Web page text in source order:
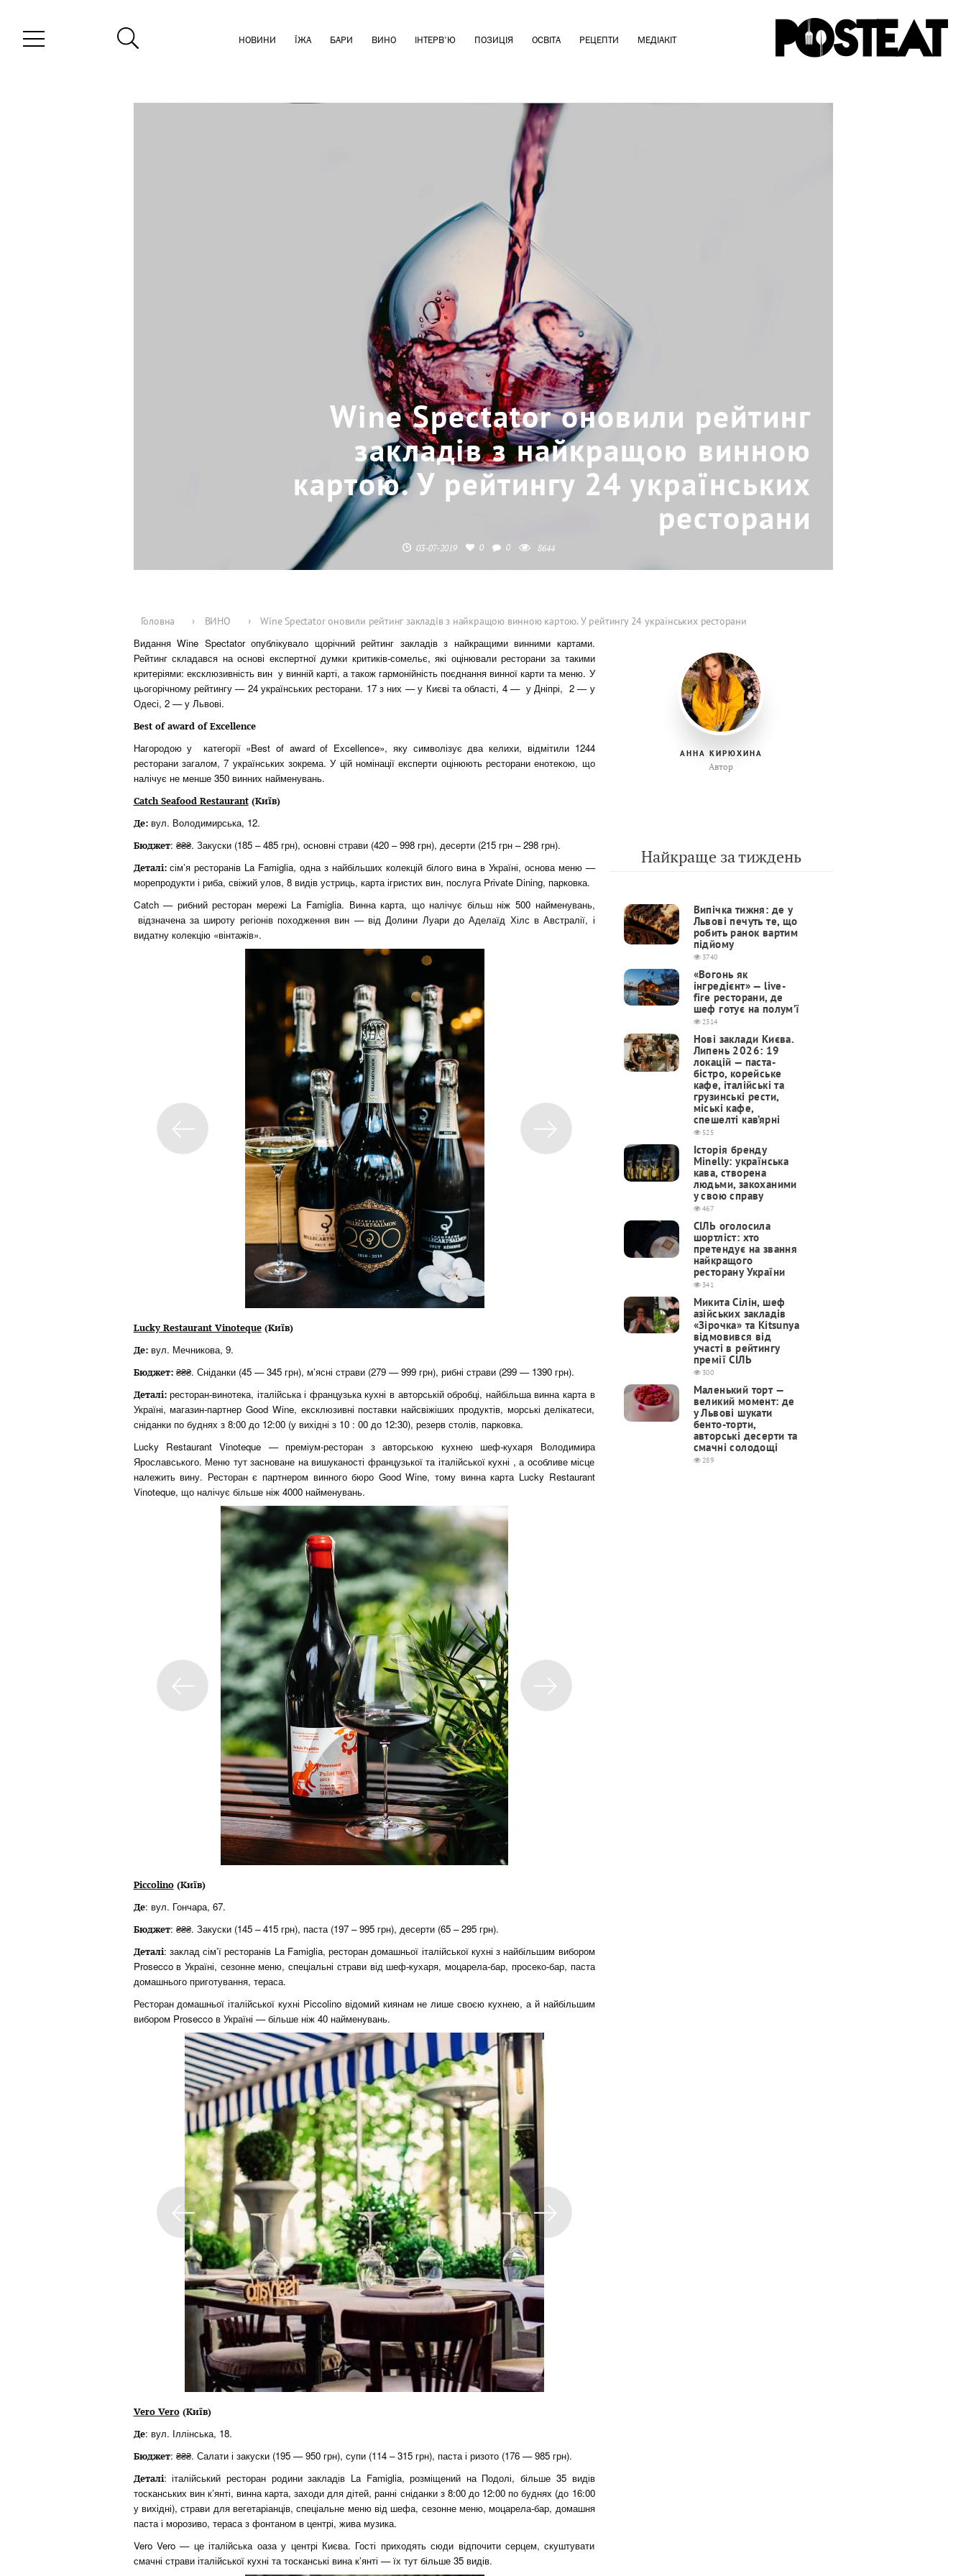
НОВИНИ ЇЖА БАРИ ВИНО ІНТЕРВ'Ю ПОЗИЦІЯ ОСВІТА РЕЦЕПТИ МЕДІАКІТ
Wine Spectator оновили рейтинг
закладів з найкращою винною
картою. У рейтингу 24 українських
ресторани
03-07-2019 0 0 8644
Головна › ВИНО › Wine Spectator оновили рейтинг закладів з найкращою винною картою. У рейтингу 24 українських ресторани
Видання Wine Spectator опублікувало щорічний рейтинг закладів з найкращими винними картами.
Рейтинг складався на основі експертної думки критиків-сомельє, які оцінювали ресторани за такими
критеріями: ексклюзивність вин у винній карті, а також гармонійність поєднання винної карти та меню. У
цьогорічному рейтингу — 24 українських ресторани. 17 з них — у Києві та області, 4 — у Дніпрі, 2 — у
Одесі, 2 — у Львові.
Best of award of Excellence
Нагородою у категорії «Best of award of Excellence», яку символізує два келихи, відмітили 1244
ресторани загалом, 7 українських зокрема. У цій номінації експерти оцінюють ресторани енотекою, що
налічує не менше 350 винних найменувань.
Catch Seafood Restaurant(Київ)
Де: вул. Володимирська, 12.
Бюджет: ₴₴₴. Закуски (185 – 485 грн), основні страви (420 – 998 грн), десерти (215 грн – 298 грн).
Деталі:сім’я ресторанів La Famiglia, одна з найбільших колекцій білого вина в Україні, основа меню —
морепродукти і риба, свіжий улов, 8 видів устриць, карта ігристих вин, послуга Private Dining, парковка.
Catch — рибний ресторан мережі La Famiglia. Винна карта, що налічує більш ніж 500 найменувань,
відзначена за широту регіонів походження вин — від Долини Луари до Аделаїд Хілс в Австралії, і
видатну колекцію «вінтажів».
Lucky Restaurant Vinoteque(Київ)
Де:вул. Мечникова, 9.
Бюджет:₴₴₴. Сніданки (45 — 345 грн), м’ясні страви (279 — 999 грн), рибні страви (299 — 1390 грн).
Деталі:ресторан-винотека, італійська і французька кухні в авторській обробці, найбільша винна карта в
Україні, магазин-партнер Good Wine, ексклюзивні поставки найсвіжіших продуктів, морські делікатеси,
сніданки по буднях з 8:00 до 12:00 (у вихідні з 10 : 00 до 12:30), резерв столів, парковка.
Lucky Restaurant Vinoteque — преміум-ресторан з авторською кухнею шеф-кухаря Володимира
Ярославського. Меню тут засноване на вишуканості французької та італійської кухні , а особливе місце
належить вину. Ресторан є партнером винного бюро Good Wine, тому винна карта Lucky Restaurant
Vinoteque, що налічує більше ніж 4000 найменувань.
Piccolino(Київ)
Де: вул. Гончара, 67.
Бюджет: ₴₴₴. Закуски (145 – 415 грн), паста (197 – 995 грн), десерти (65 – 295 грн).
Деталі: заклад сім’ї ресторанів La Famiglia, ресторан домашньої італійської кухні з найбільшим вибором
Prosecco в Україні, сезонне меню, спеціальні страви від шеф-кухаря, моцарела-бар, просеко-бар, паста
домашнього приготування, тераса.
Ресторан домашньої італійської кухні Piccolino відомий киянам не лише своєю кухнею, а й найбільшим
вибором Prosecco в Україні — більше ніж 40 найменувань.
Vero Vero(Київ)
Де: вул. Іллінська, 18.
Бюджет: ₴₴₴. Салати і закуски (195 — 950 грн), супи (114 – 315 грн), паста і ризото (176 — 985 грн).
Деталі: італійський ресторан родини закладів La Famiglia, розміщений на Подолі, більше 35 видів
тосканських вин к’янті, винна карта, заходи для дітей, ранні сніданки з 8:00 до 12:00 по буднях (до 16:00
у вихідні), страви для вегетаріанців, спеціальне меню від шефа, сезонне меню, моцарела-бар, домашня
паста і морозиво, тераса з фонтаном в центрі, жива музика.
Vero Vero — це італійська оаза у центрі Києва. Гості приходять сюди відпочити серцем, скуштувати
смачні страви італійської кухні та тосканські вина к’янті — їх тут більше 35 видів.
АННА КИРЮХИНА
Автор
Найкраще за тиждень
Випічка тижня: де у
Львові печуть те, що
робить ранок вартим
підйому
3740
«Вогонь як
інгредієнт» — live-
fire ресторани, де
шеф готує на полум’ї
2314
Нові заклади Києва.
Липень 2026: 19
локацій — паста-
бістро, корейське
кафе, італійські та
грузинські рести,
міські кафе,
спешелті кав’ярні
525
Історія бренду
Minelly: українська
кава, створена
людьми, закоханими
у свою справу
467
СІЛЬ оголосила
шортліст: хто
претендує на звання
найкращого
ресторану України
341
Микита Сілін, шеф
азійських закладів
«Зірочка» та Kitsunya
відмовився від
участі в рейтингу
премії СІЛЬ
300
Маленький торт —
великий момент: де
у Львові шукати
бенто-торти,
авторські десерти та
смачні солодощі
289